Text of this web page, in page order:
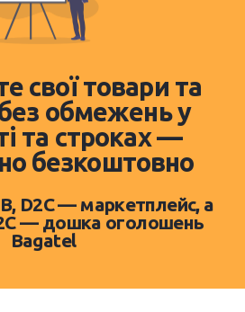
свої товари та
обмежень у
та строках —
безкоштовно
D2C — маркетплейс, а
— дошка оголошень
Bagatel